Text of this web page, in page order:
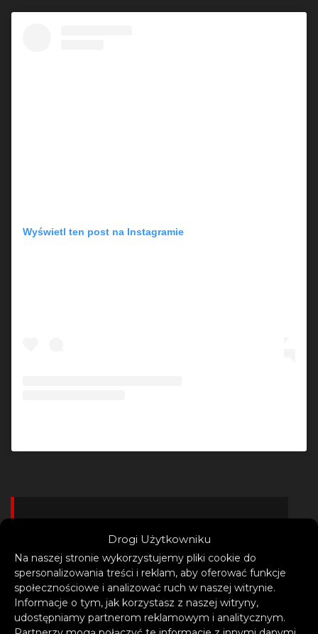
Drogi Użytkowniku
Na naszej stronie wykorzystujemy pliki cookie do
spersonalizowania treści i reklam, aby oferować funkcje
społecznościowe i analizować ruch w naszej witrynie.
Informacje o tym, jak korzystasz z naszej witryny,
udostępniamy partnerom reklamowym i analitycznym.
Wyświetl ten post na Instagramie
– „WOW” ma idealny taneczny
vibe na ostatnie miesiące
roku!